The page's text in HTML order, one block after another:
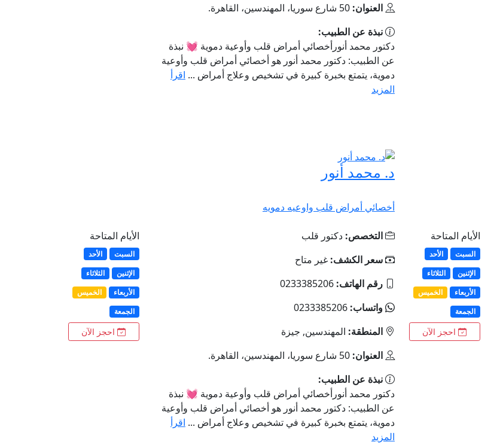
العنوان: 50 شارع سوريا، المهندسين، القاهرة.
نبذة عن الطبيب:
دكتور محمد أنورأخصائي أمراض قلب وأوعية دموية 💓 نبذة
عن الطبيب: دكتور محمد أنور هو أخصائي أمراض قلب وأوعية
دموية، يتمتع بخبرة كبيرة في تشخيص وعلاج أمراض ... اقرأ
المزيد
الأيام المتاحة
السبت
الأحد
الإثنين
الثلاثاء
الأربعاء
الخميس
الجمعة
احجز الآن
د. محمد أنور
أخصائي أمراض قلب واوعيه دمويه
التخصص: دكتور قلب
سعر الكشف: غير متاح
رقم الهاتف: 0233385206
واتساب: 0233385206
المنطقة: المهندسين, جيزة
العنوان: 50 شارع سوريا، المهندسين، القاهرة.
نبذة عن الطبيب:
دكتور محمد أنورأخصائي أمراض قلب وأوعية دموية 💓 نبذة
عن الطبيب: دكتور محمد أنور هو أخصائي أمراض قلب وأوعية
دموية، يتمتع بخبرة كبيرة في تشخيص وعلاج أمراض ... اقرأ
المزيد
الأيام المتاحة
السبت
الأحد
الإثنين
الثلاثاء
الأربعاء
الخميس
الجمعة
احجز الآن